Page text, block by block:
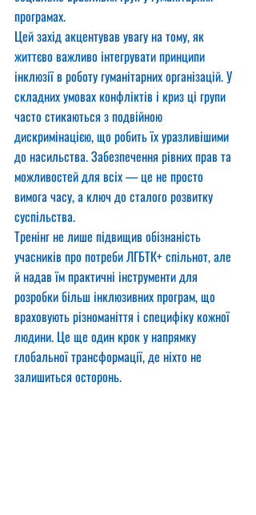
програмах.
Цей захід акцентував увагу на тому, як
життєво важливо інтегрувати принципи
інклюзії в роботу гуманітарних організацій. У
складних умовах конфліктів і криз ці групи
часто стикаються з подвійною
дискримінацією, що робить їх уразливішими
до насильства. Забезпечення рівних прав та
можливостей для всіх — це не просто
вимога часу, а ключ до сталого розвитку
суспільства.
Тренінг не лише підвищив обізнаність
учасників про потреби ЛГБТК+ спільнот, але
й надав їм практичні інструменти для
розробки більш інклюзивних програм, що
враховують різноманіття і специфіку кожної
людини. Це ще один крок у напрямку
глобальної трансформації, де ніхто не
залишиться осторонь.